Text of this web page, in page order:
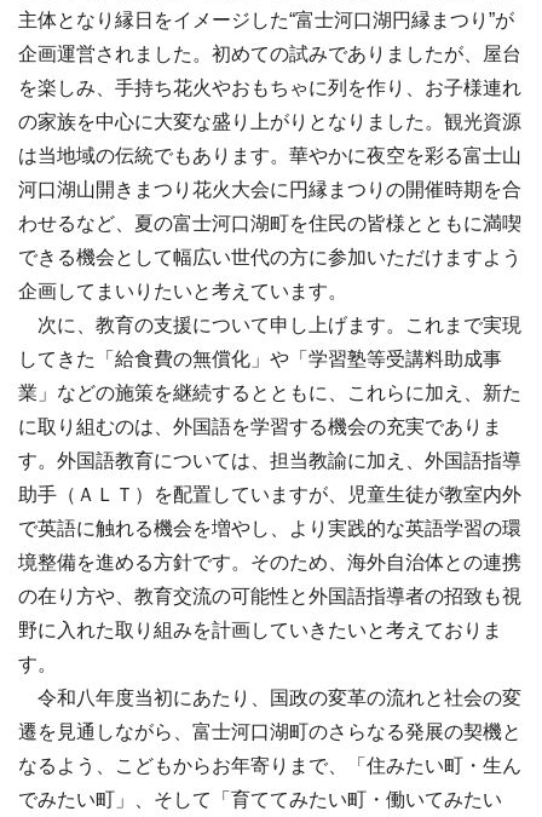
主体となり縁日をイメージした“富士河口湖円縁まつり”が
企画運営されました。初めての試みでありましたが、屋台
を楽しみ、手持ち花火やおもちゃに列を作り、お子様連れ
の家族を中心に大変な盛り上がりとなりました。観光資源
は当地域の伝統でもあります。華やかに夜空を彩る富士山
河口湖山開きまつり花火大会に円縁まつりの開催時期を合
わせるなど、夏の富士河口湖町を住民の皆様とともに満喫
できる機会として幅広い世代の方に参加いただけますよう
企画してまいりたいと考えています。
次に、教育の支援について申し上げます。これまで実現
してきた「給食費の無償化」や「学習塾等受講料助成事
業」などの施策を継続するとともに、これらに加え、新た
に取り組むのは、外国語を学習する機会の充実でありま
す。外国語教育については、担当教諭に加え、外国語指導
助手（ＡＬＴ）を配置していますが、児童生徒が教室内外
で英語に触れる機会を増やし、より実践的な英語学習の環
境整備を進める方針です。そのため、海外自治体との連携
の在り方や、教育交流の可能性と外国語指導者の招致も視
野に入れた取り組みを計画していきたいと考えておりま
す。
令和八年度当初にあたり、国政の変革の流れと社会の変
遷を見通しながら、富士河口湖町のさらなる発展の契機と
なるよう、こどもからお年寄りまで、「住みたい町・生ん
でみたい町」、そして「育ててみたい町・働いてみたい